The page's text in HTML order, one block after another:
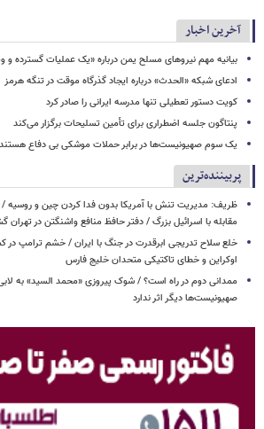
آخرین اخبار
بیانیه مهم نیروهای مسلح یمن درباره «یک عملیات گسترده و
ادعای شبکه «الحدث» درباره ایجاد گذرگاه موقت در تنگه هرمز
کویت دستور تعطیلی تنها مدرسه ایرانی را صادر کرد
پنتاگون جلسه اضطراری برای تأمین تسلیحات برگزار می‌کند
یک‌ سوم صهیونیست‌ها در برابر حملات موشکی بی دفاع هستند
پربیننده‌ترین
ظریف: مدیریت تنش با آمریکا بدون فدا کردن چین و روسیه /
مقابله با اسرائیل بزرگ / دفتر حافظ منافع واشنگتن در تهران
خلع سلاح تدریجی ابرقدرت در جنگ با ایران / خشم ترامپ در
اوکراین و خطای تاکتیکی متحدان خلیج فارس
ممدانی دوم در راه است؟ / شوک پیروزی «محمد السید» به
صهیونیست‌ها دیگر اثر ندارد